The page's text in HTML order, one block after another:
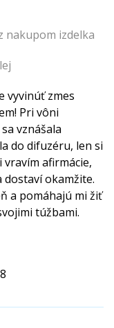
nakupom izdelka
vyvinúť zmes
Pri vôni
vznášala
do difuzéru, len si
vravím afirmácie,
dostaví okamžite.
a pomáhajú mi žiť
túžbami.